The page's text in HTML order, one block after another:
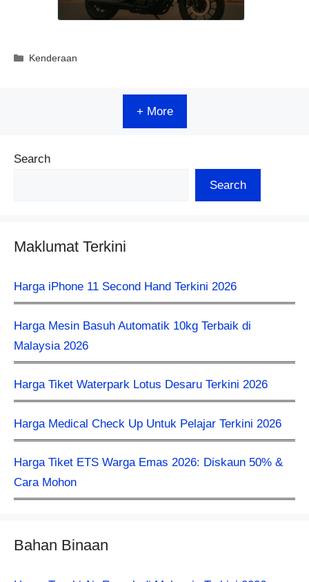
Categories
Kenderaan
+ More
Search
Search
Maklumat Terkini
Harga iPhone 11 Second Hand Terkini 2026
Harga Mesin Basuh Automatik 10kg Terbaik di
Malaysia 2026
Harga Tiket Waterpark Lotus Desaru Terkini 2026
Harga Medical Check Up Untuk Pelajar Terkini 2026
Harga Tiket ETS Warga Emas 2026: Diskaun 50% &
Cara Mohon
Bahan Binaan